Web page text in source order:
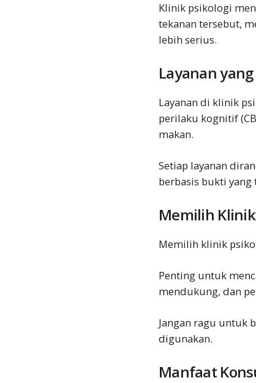
Klinik psikologi
tekanan tersebut,
lebih serius.
Layanan
Layanan di klinik
perilaku kognitif
makan.
Setiap layanan
berbasis bukti
Memilih
Memilih klinik
Penting untuk
mendukung, dan
Jangan ragu untuk
digunakan.
Manfaat